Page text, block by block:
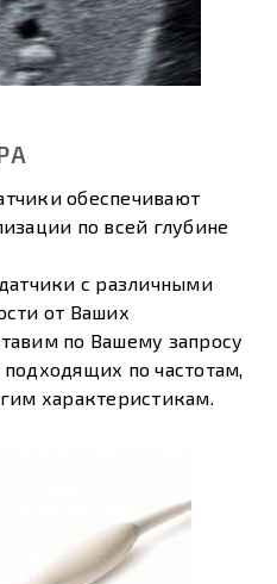
обеспечивают
по всей глубине
с различными
от Ваших
по Вашему запросу
по частотам,
характеристикам.